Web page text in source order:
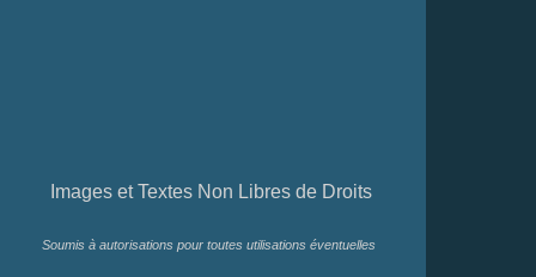
Images et Textes Non Libres de Droits
Soumis à autorisations pour toutes utilisations éventuelles